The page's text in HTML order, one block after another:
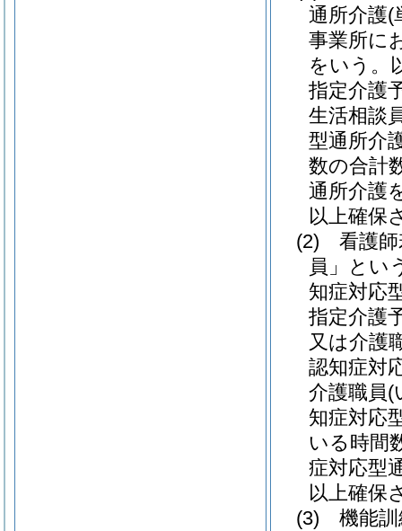
通所介護(
事業所に
をいう。
指定介護
生活相談
型通所介
数の合計
通所介護
以上確保
(2)
看護
員」とい
知症対応
指定介護
又は介護
認知症対
介護職員(
知症対応
いる時間
症対応型
以上確保
(3)
機能